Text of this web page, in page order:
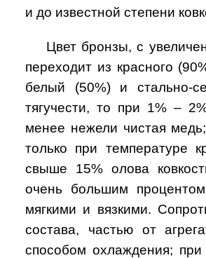
и до известной степени
Цвет бронзы, с
переходит из красного
белый (50%) и стально-
тягучести, то при 1% –
менее нежели чистая
только при температуре
свыше 15% олова
очень большим
мягкими и вязкими.
состава, частью от
способом охлаждения;